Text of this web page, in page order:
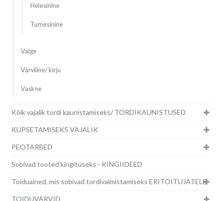
Helesinine
Tumesinine
Valge
Värviline/ kirju
Vaskne
Kõik vajalik tordi kaunistamiseks/ TORDIKAUNISTUSED
KÜPSETAMISEKS VAJALIK
PEOTARBED
Sobivad tooted kingituseks - KINGIIDEED
Toiduained, mis sobivad tordivalmistamiseks ERITOITUJATELE
TOIDUVÄRVID